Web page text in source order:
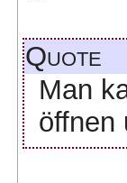
Quote
Man
öffnen